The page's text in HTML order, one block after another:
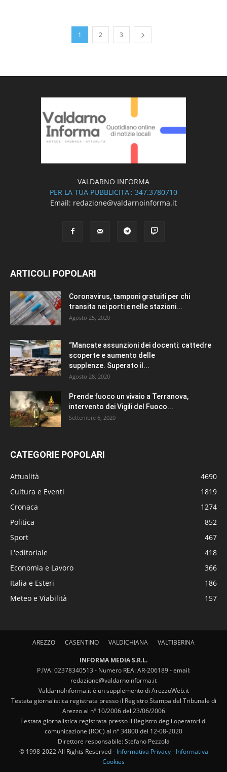
1 2 3
VALDARNO INFORMA
PER LA TUA PUBBLICITA': 347.3780710
Email: redazione@valdarnoinforma.it
ARTICOLI POPOLARI
Coronavirus, tamponi gratuiti per chi
transita nei porti e nelle stazioni...
Agosto 25, 2020
“Mancate assunzioni dei docenti: cattedre
scoperte e aumento delle
supplenze. Superato il...
Agosto 28, 2020
Prende fuoco un vivaio a Terranova,
intervento dei Vigili del Fuoco...
Settembre 6, 2020
CATEGORIE POPOLARI
Attualità
4690
Cultura e Eventi
1819
Cronaca
1274
Politica
852
Sport
467
L'editoriale
418
Economia e Lavoro
366
Italia e Esteri
186
Meteo e Viabilità
157
AREZZO CASENTINO VALDICHIANA VALTIBERINA
INFORMA MEDIA S.R.L.
P.IVA: 02378340513 - Numero REA: AR-206189 - email:
redazione@valdarnoinforma.it
ValdarnoInforma.it è un supplemento di ArezzoWeb.it
Testata giornalistica registrata presso il Registro Stampa del Tribunale di
Arezzo al n° 10/2006 del 23/06/2006
Testata giornalistica registrata presso il Registro degli operatori di
comunicazione (ROC) al n° 34800 del 12-08-2020
Direttore responsabile: Stefano Pezzola
© 1998-2022 All Rights Reserved - Informativa Privacy- Informativa
Cookies